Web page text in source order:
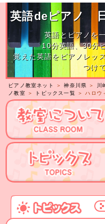
英語deピアノ
英語とピアノを
10分英語、30分
覚えた英語をピアノレッ
つけ
ピアノ教室ネット ＞神奈川県 ＞
ノ教室 ＞ トピックス一覧 ＞ ハロウ